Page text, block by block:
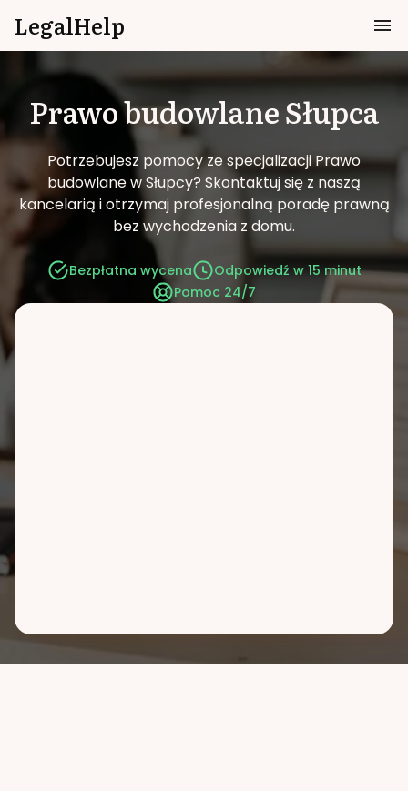
LegalHelp
Prawo budowlaneSłupca
Potrzebujesz pomocy ze specjalizacji Prawo
budowlane w Słupcy? Skontaktuj się z naszą
kancelarią i otrzymaj profesjonalną poradę prawną
bez wychodzenia z domu.
Bezpłatna wycena
Odpowiedź w 15 minut
Pomoc 24/7